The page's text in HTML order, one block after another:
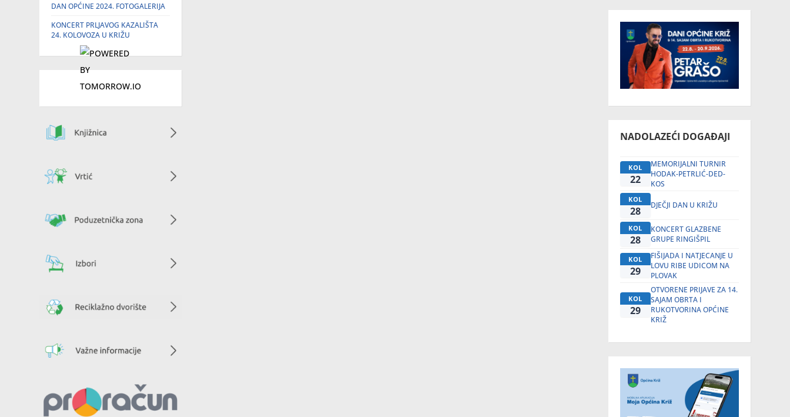
DAN OPĆINE 2024. FOTOGALERIJA
KONCERT PRLJAVOG KAZALIŠTA
24. KOLOVOZA U KRIŽU
NADOLAZEĆI DOGAĐAJI
KOL
22
MEMORIJALNI TURNIR
HODAK-PETRLIĆ-DED-
KOS
KOL
28 DJEČJI DAN U KRIŽU
KOL
28
KONCERT GLAZBENE
GRUPE RINGIŠPIL
KOL
29
FIŠIJADA I NATJECANJE U
LOVU RIBE UDICOM NA
PLOVAK
KOL
29
OTVORENE PRIJAVE ZA 14.
SAJAM OBRTA I
RUKOTVORINA OPĆINE
KRIŽ